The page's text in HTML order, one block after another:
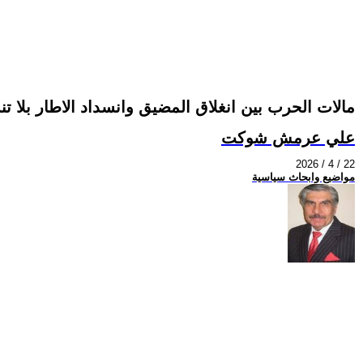
مالات الحرب بين انغلاق المضيق وانسداد الاطار بلا
علي عرمش شوكت
2026 / 4 / 22
مواضيع وابحاث سياسية